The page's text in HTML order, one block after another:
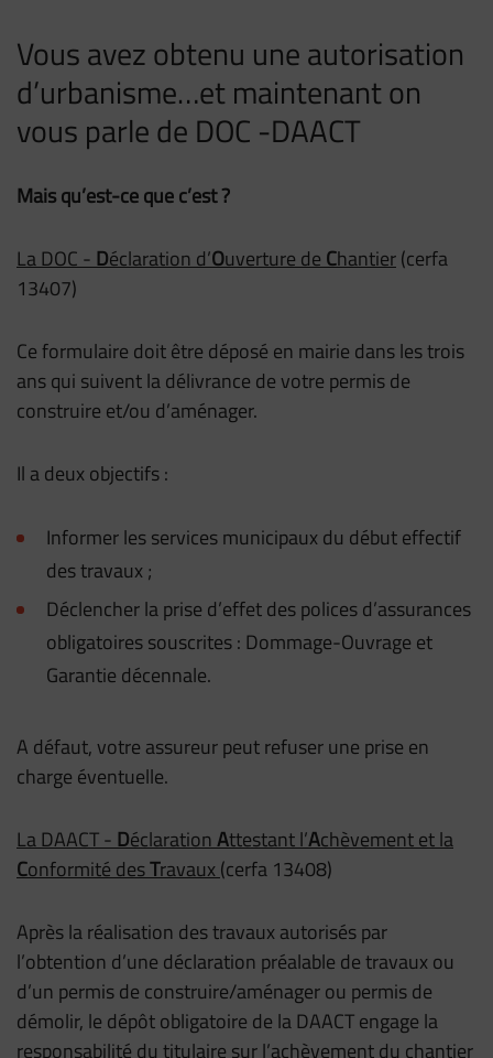
Vous avez obtenu une autorisation
d’urbanisme…et maintenant on
vous parle de DOC -DAACT
Mais qu’est-ce que c’est ?
La DOC - Déclaration d’Ouverture de Chantier(cerfa
13407)
Ce formulaire doit être déposé en mairie dans les trois
ans qui suivent la délivrance de votre permis de
construire et/ou d’aménager.
Il a deux objectifs :
Informer les services municipaux du début effectif
des travaux ;
Déclencher la prise d’effet des polices d’assurances
obligatoires souscrites : Dommage-Ouvrage et
Garantie décennale.
A défaut, votre assureur peut refuser une prise en
charge éventuelle.
La DAACT - DéclarationAttestant l’Achèvement et la
Conformité desTravaux(cerfa 13408)
Après la réalisation des travaux autorisés par
l’obtention d’une déclaration préalable de travaux ou
d’un permis de construire/aménager ou permis de
démolir, le dépôt obligatoire de la DAACT engage la
responsabilité du titulaire sur l’achèvement du chantier